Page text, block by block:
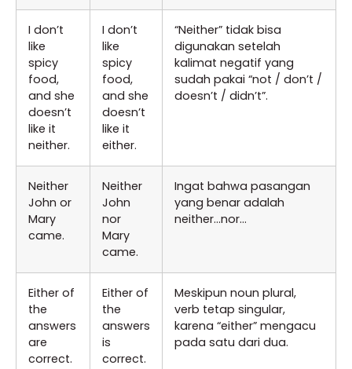
I don’t
like
spicy
food,
and she
doesn’t
like it
neither.
I don’t
like
spicy
food,
and she
doesn’t
like it
either.
“Neither” tidak bisa
digunakan setelah
kalimat negatif yang
sudah pakai “not / don’t /
doesn’t / didn’t”.
Neither
John or
Mary
came.
Neither
John
nor
Mary
came.
Ingat bahwa pasangan
yang benar adalah
neither…nor…
Either of
the
answers
are
correct.
Either of
the
answers
is
correct.
Meskipun noun plural,
verb tetap singular,
karena “either” mengacu
pada satu dari dua.